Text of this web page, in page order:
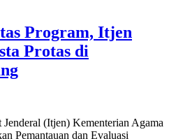
Program, Itjen
Protas di
(Itjen) Kementerian Agama
Pemantauan dan Evaluasi